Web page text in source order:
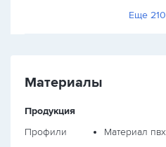
Еще 210
Материалы
Продукция
Профили
Материал пвх